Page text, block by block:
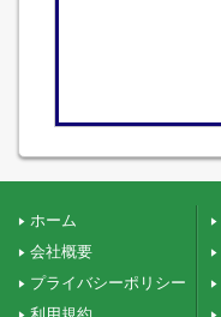
ホーム
会社概要
プライバシーポリシー